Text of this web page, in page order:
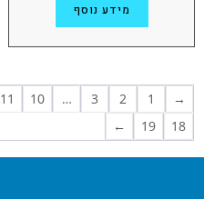
מידע נוסף
→
1
2
3
…
10
11
18
19
←